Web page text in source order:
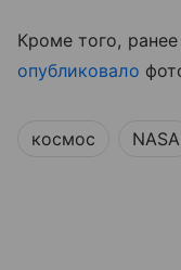
Кроме того,
опубликовало
космос NASA